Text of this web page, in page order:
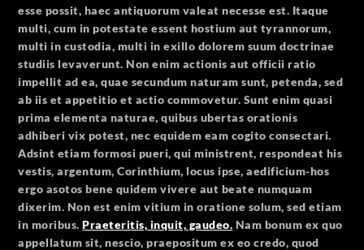
esse possit, haec antiquorum valeat necesse est. Itaque
multi, cum in potestate essent hostium aut tyrannorum,
multi in custodia, multi in exillo dolorem suum doctrinae
studiis levaverunt. Non enim actionis aut officii ratio
impellit ad ea, quae secundum naturam sunt, petenda, sed
ab iis et appetitio et actio commovetur. Sunt enim quasi
prima elementa naturae, quibus ubertas orationis
adhiberi vix potest, nec equidem eam cogito consectari.
Adsint etiam formosi pueri, qui ministrent, respondeat his
vestis, argentum, Corinthium, locus ipse, aedificium-hos
ergo asotos bene quidem vivere aut beate numquam
dixerim. Non est enim vitium in oratione solum, sed etiam
in moribus.Praeteritis, inquit, gaudeo. Nam bonum ex quo
appellatum sit, nescio, praepositum ex eo credo, quod